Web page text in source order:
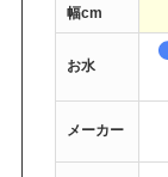
幅cm
お水
メーカー